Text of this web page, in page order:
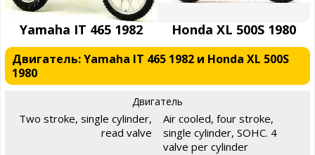
Yamaha IT 465 1982 Honda XL 500S 1980
Двигатель: Yamaha IT 465 1982 и Honda XL 500S
1980
Двигатель
Two stroke, single cylinder,
read valve
Air cooled, four stroke,
single cylinder, SOHC. 4
valve per cylinder